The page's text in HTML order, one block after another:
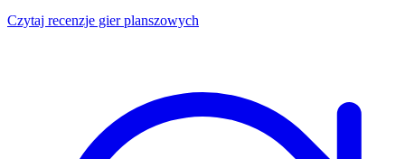
Czytaj recenzje gier planszowych